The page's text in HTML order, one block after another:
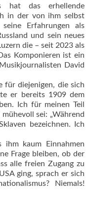
hat das erhellende
in der von ihm selbst
Erfahrungen als
und sein neues
die – seit 2023 als
Komponieren ist ein
David
für diejenigen, die sich
er bereits 1909 dem
Ich für meinen Teil
sei: „Während
bezeichnen. Ich
ihm kaum Einnahmen
Frage bleiben, ob der
alle freien Zugang zu
ging, sprach er sich
Niemals!